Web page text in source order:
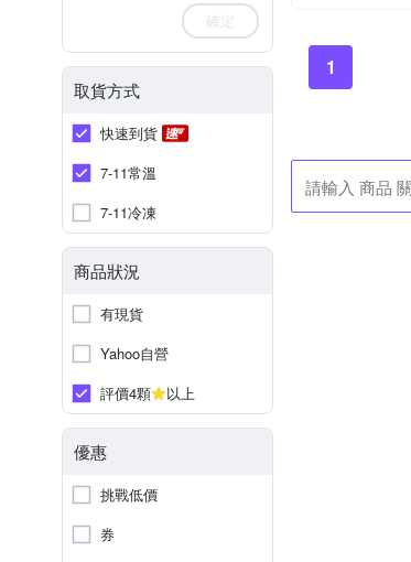
確定
取貨方式
快速到貨
7-11常溫
7-11冷凍
商品狀況
有現貨
Yahoo自營
評價4顆
以上
優惠
挑戰低價
券
1